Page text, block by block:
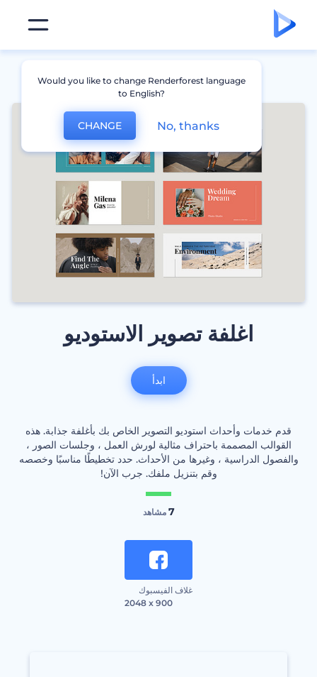
اغلفة تصوير الاستوديو
قدم خدمات وأحداث استوديو التصوير الخاص بك بأغلفة جذابة. هذه
القوالب المصممة باحتراف مثالية لورش العمل ، وجلسات الصور ،
والفصول الدراسية ، وغيرها من الأحداث. حدد تخطيطًا مناسبًا وخصصه
وقم بتنزيل ملفك. جرب الآن!
7 مشاهد
غلاف الفيسبوك
2048 x 900
ابدأ
Would you like to change Renderforest language
to English?
CHANGE No, thanks